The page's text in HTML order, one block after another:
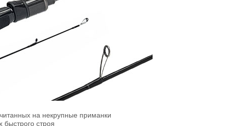
на некрупные приманки
быстрого строя